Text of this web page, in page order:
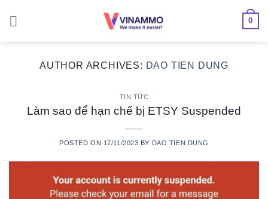
0
AUTHOR ARCHIVES: DAO TIEN DUNG
TIN TỨC
Làm sao để hạn chế bị ETSY Suspended
POSTED ON 17/11/2023 BY DAO TIEN DUNG